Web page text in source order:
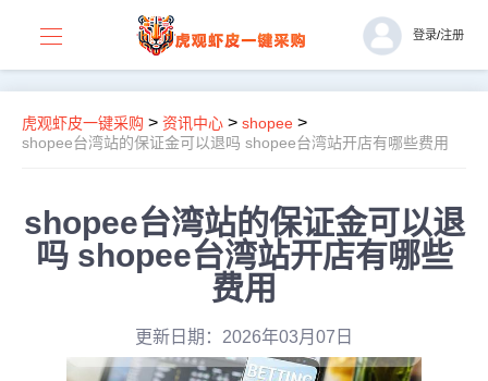
登录/注册
虎观虾皮一键采购 > 资讯中心 > shopee >
shopee台湾站的保证金可以退吗 shopee台湾站开店有哪些费用
shopee台湾站的保证金可以退
吗 shopee台湾站开店有哪些
费用
更新日期：2026年03月07日